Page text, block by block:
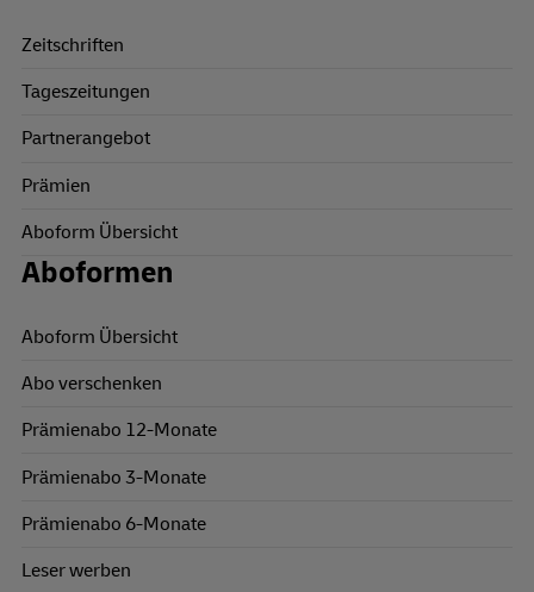
Zeitschriften
Tageszeitungen
Partnerangebot
Prämien
Aboform Übersicht
Aboformen
Aboform Übersicht
Abo verschenken
Prämienabo 12-Monate
Prämienabo 3-Monate
Prämienabo 6-Monate
Leser werben